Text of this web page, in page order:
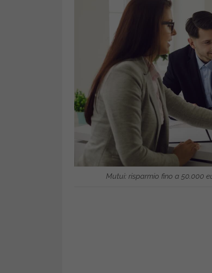
Mutui: risparmio fino a 50.000